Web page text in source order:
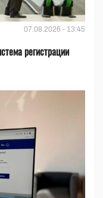
07.08.2026 - 13:45
регистрации